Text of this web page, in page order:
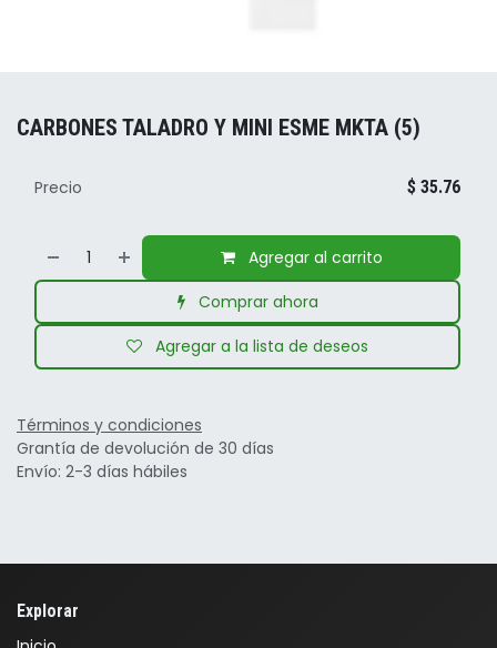
CARBONES TALADRO Y MINI ESME MKTA (5)
Agregar al carrito
Comprar ahora
Agregar a la lista de deseos
Precio $ 35.76
Términos y condiciones
Grantía de devolución de 30 días
Envío: 2-3 días hábiles
Explorar